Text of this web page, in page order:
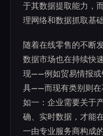
于其数据提取能力，
理网络和数据抓取基
随着在线零售的不断
数据市场也在持续快
现——例如贸易情报或
具——而现有类别则在
如一：企业需要关于
确、实时数据，才能
一由专业服务商构成